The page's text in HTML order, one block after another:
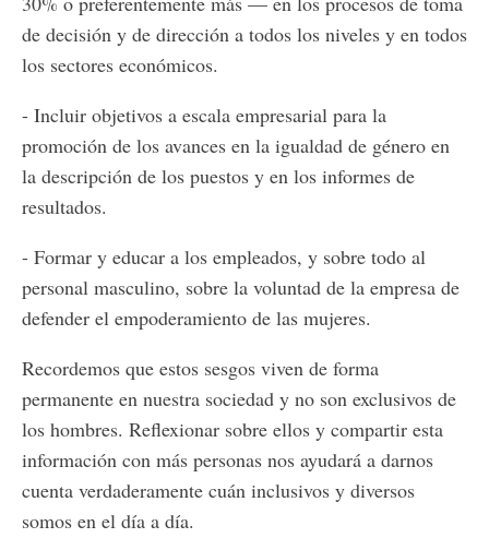
de decisión y de dirección a todos los niveles y en todos
los sectores económicos.
- Incluir objetivos a escala empresarial para la
promoción de los avances en la igualdad de género en
la descripción de los puestos y en los informes de
resultados.
- Formar y educar a los empleados, y sobre todo al
personal masculino, sobre la voluntad de la empresa de
defender el empoderamiento de las mujeres.
Recordemos que estos sesgos viven de forma
permanente en nuestra sociedad y no son exclusivos de
los hombres. Reflexionar sobre ellos y compartir esta
información con más personas nos ayudará a darnos
cuenta verdaderamente cuán inclusivos y diversos
somos en el día a día.